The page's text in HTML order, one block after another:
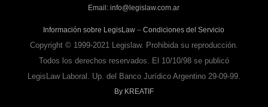
Email: info@legislaw.com.ar
Información sobre LegisLaw –Condiciones del Servicio
Copyright © 1999-2021 Legislaw. Prohibida su reproducción.
Todos los derechos reservados. El 10/10/98 se publicó
LegisLaw Laboral. Up. del Banco Jurídico Argentino 29-09-99.
By KREATIF